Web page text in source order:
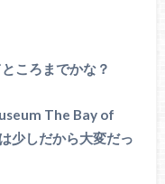
ころまでかな？
The Bay of
少しだから大変だっ